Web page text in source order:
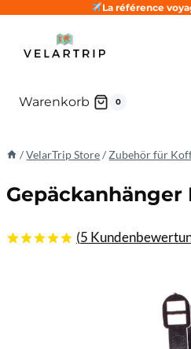
springen
La référence
Warenkorb 0
/ VelarTrip Store / Zubehör für
Gepäckanhänger
(5